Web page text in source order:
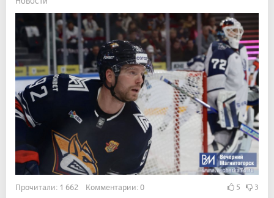
Прочитали: 1 662 Комментарии: 0 5 3